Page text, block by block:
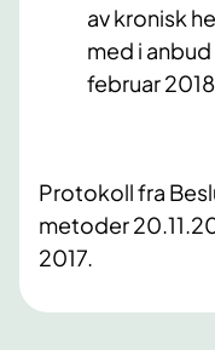
av kronisk
med i
februar 2018.
Protokoll fra
metoder
2017.